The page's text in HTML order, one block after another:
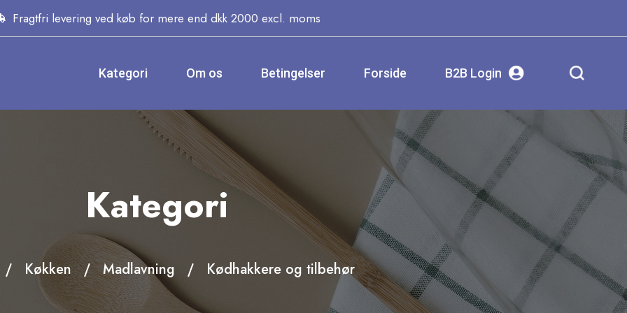
Fragtfri levering ved køb for mere end dkk 2000 excl. moms
Kategori Om os Betingelser Forside B2B Login
Kategori
Køkken Madlavning Kødhakkere og tilbehør